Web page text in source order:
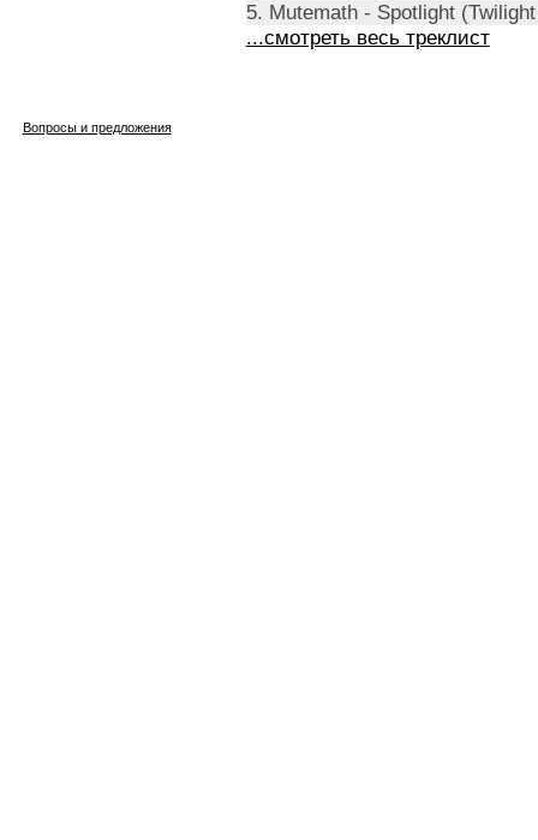
5. Mutemath - Spotlight
...смотреть весь треклист
Вопросы и предложения